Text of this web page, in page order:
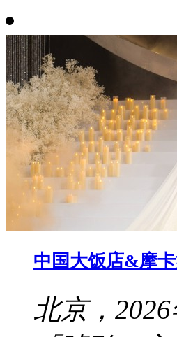
中国大饭店&摩
北京，